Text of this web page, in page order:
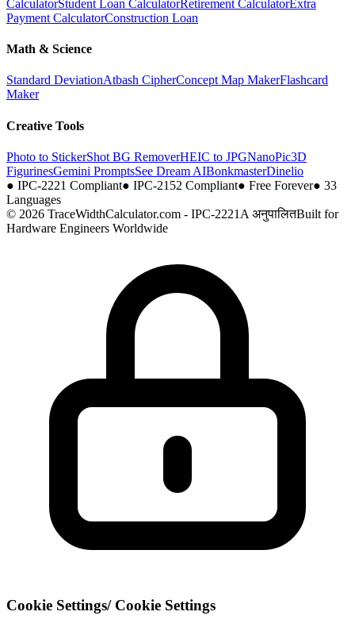
CalculatorStudent Loan CalculatorRetirement CalculatorExtra
Payment CalculatorConstruction Loan
Math & Science
Standard DeviationAtbash CipherConcept Map MakerFlashcard
Maker
Creative Tools
Photo to StickerShot BG RemoverHEIC to JPGNanoPic3D
FigurinesGemini PromptsSee Dream AIBonkmasterDinelio
● IPC-2221 Compliant● IPC-2152 Compliant● Free Forever● 33
Languages
© 2026 TraceWidthCalculator.com - IPC-2221A अनुपालितBuilt for
Hardware Engineers Worldwide
Cookie Settings/ Cookie Settings